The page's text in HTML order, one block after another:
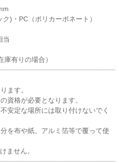
)・PC（ポリカーボネート）
当
有りの場合）
ます。
資格が必要となります。
安定な場所には取り付けないでく
を布や紙、アルミ箔等で覆って使
ません。